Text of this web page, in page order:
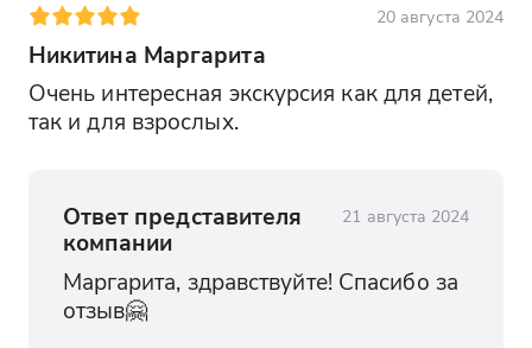
20 августа 2024
Никитина Маргарита
Очень интересная экскурсия как для детей,
так и для взрослых.
Ответ представителя
компании
21 августа 2024
Маргарита, здравствуйте! Спасибо за
отзыв🤗